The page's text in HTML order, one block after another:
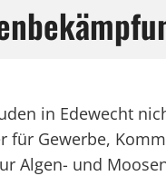
in Edewecht
für Gewerbe,
Algen- und